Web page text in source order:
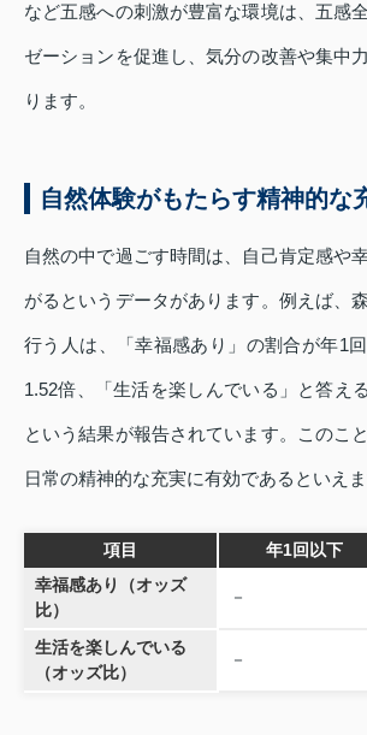
など五感への刺激が豊富な環境は、五感
ゼーションを促進し、気分の改善や集中
ります。
自然体験がもたらす精神的な
自然の中で過ごす時間は、自己肯定感や
がるというデータがあります。例えば、
行う人は、「幸福感あり」の割合が年1
1.52倍、「生活を楽しんでいる」と答え
という結果が報告されています。このこ
日常の精神的な充実に有効であるといえま
項目 年1回以下
幸福感あり（オッズ
比）
－
生活を楽しんでいる
（オッズ比）
－